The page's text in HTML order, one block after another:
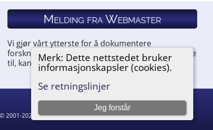
Merk: Dette nettstedet bruker
informasjonskapsler (cookies).
Se retningslinjer
Jeg forstår
Melding fra Webmaster
Vi gjør vårt ytterste for å dokumentere
forskningen vår. Hvis du har noe du ønsker å legge
til, kan du kontakte oss.
2001-2026.